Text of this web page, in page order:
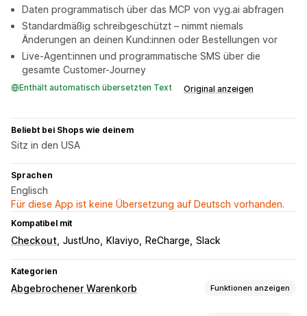
Daten programmatisch über das MCP von vyg.ai abfragen
Standardmäßig schreibgeschützt – nimmt niemals
Änderungen an deinen Kund:innen oder Bestellungen vor
Live-Agent:innen und programmatische SMS über die
gesamte Customer-Journey
Enthält automatisch übersetzten Text Original anzeigen
Beliebt bei Shops wie deinem
Sitz in den USA
Sprachen
Englisch
Für diese App ist keine Übersetzung auf Deutsch vorhanden.
Kompatibel mit
Checkout JustUno Klaviyo ReCharge Slack
Kategorien
Abgebrochener Warenkorb Funktionen anzeigen